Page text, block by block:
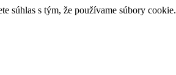
súhlas s tým, že používame súbory cookie.